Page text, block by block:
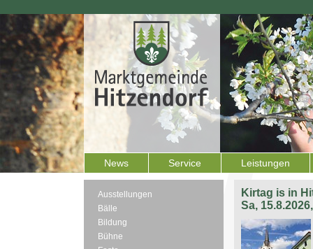
News Service Leistungen
Ausstellungen
Bälle
Bildung
Bühne
Kirtag is in
Sa,